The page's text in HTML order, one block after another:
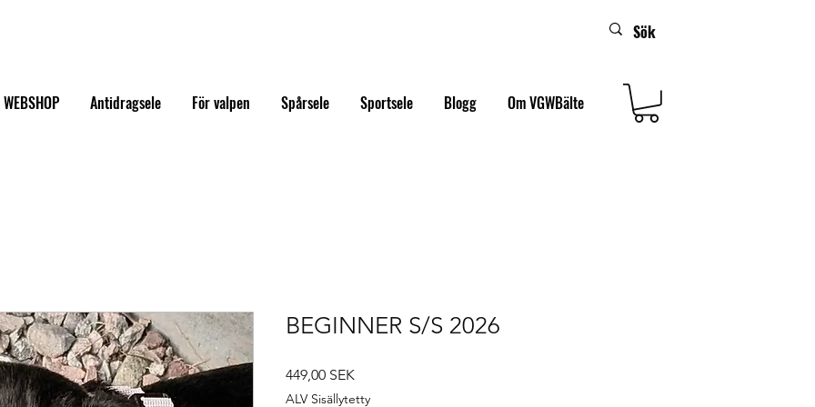
WEBSHOP Antidragsele För valpen Spårsele Sportsele Blogg Om VGWBälte
BEGINNER S/S 2026
449,00 SEKHinta
ALV Sisällytetty